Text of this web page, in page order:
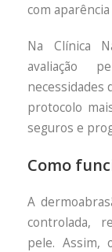
com
Na Clínica
avaliação
necessidades
protocolo
seguros e
Como
A
controlada,
pele. Assim,